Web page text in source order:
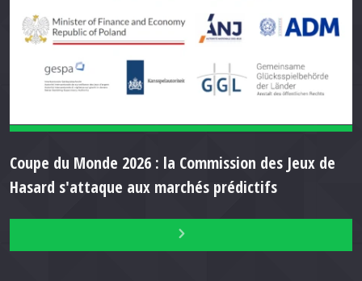
Coupe du Monde 2026 : la Commission des Jeux de
Hasard s'attaque aux marchés prédictifs